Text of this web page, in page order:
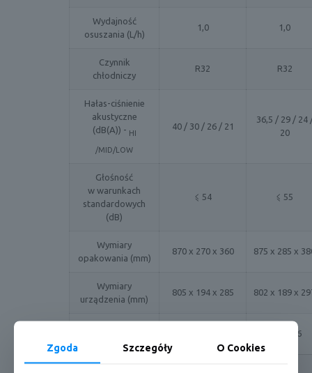
Wydajność
osuszania (L/h)
1,0 1,0
Czynnik
chłodniczy
R32 R32
Hałas-ciśnienie
akustyczne
(dB(A)) - HI
/MID/LOW
40 / 30 / 26 / 21
36,5 / 29 / 24
20
Głośność
w warunkach
standardowych
(dB)
⩽ 54 ⩽ 55
Wymiary
opakowania (mm)
870 x 270 x 360 875 x 285 x
Wymiary
urządzenia (mm)
805 x 194 x 285 802 x 189 x
11,1 / 8,6
Zgoda Szczegóły O Cookies